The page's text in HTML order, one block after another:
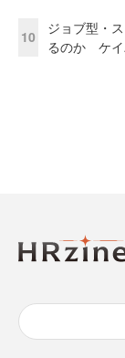
10
ジョブ型・
るのか ケイ